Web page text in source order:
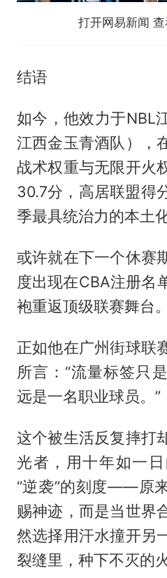
打开网易新闻
结语
如今，他效力于NBL
江西金玉青酒队），
战术权重与无限开火
30.7分，高居联盟得
季最具统治力的本土
或许就在下一个休赛
度出现在CBA注册名
袍重返顶级联赛舞台。
正如他在广州街球联
所言：“流量标签只
远是一名职业球员。”
这个被生活反复摔打
光者，用十年如一
“逆袭”的刻度——原
赐神迹，而是当世界
然选择用汗水撞开另
裂缝里，种下不灭的火